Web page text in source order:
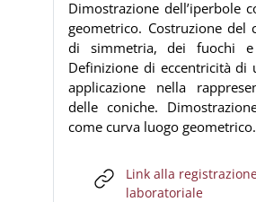
Dimostrazione dell’iperbole
geometrico. Costruzione del
di simmetria, dei fuochi
Definizione di eccentricità di
applicazione nella
delle coniche.
come curva luogo geometrico.
Link alla
laboratorialeURL